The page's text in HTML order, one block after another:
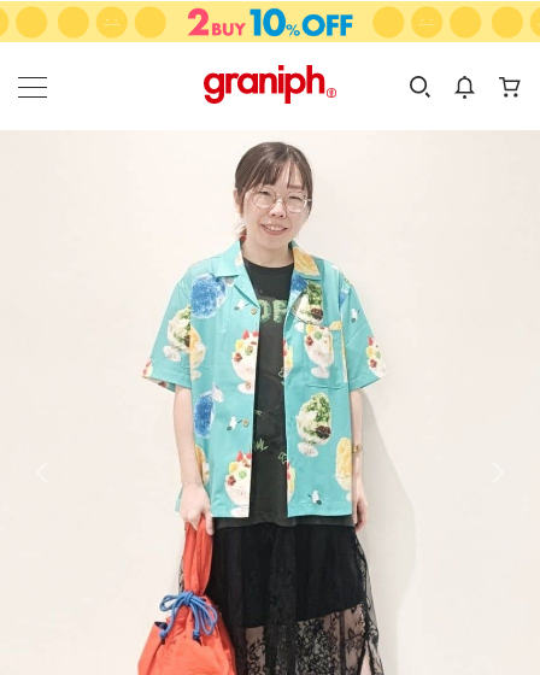
カテゴリーから探す
KIDS
カテゴリ
サイズ